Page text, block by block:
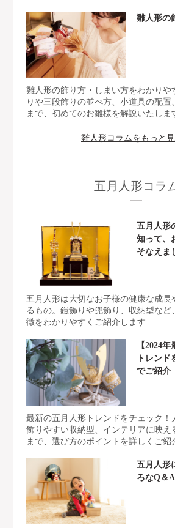
雛人形の
雛人形の飾り方・しまい方をわかりや
りや三段飾りの並べ方、小道具の配置
まで、初めてのお雛様を解説いたしま
雛人形コラムをもっと
五月人形コラ
五月人形
知って、
そなえま
五月人形は大切なお子様の健康な成長
るもの。鎧飾りや兜飾り、収納型など
徴をわかりやすくご紹介します
【2024
トレンド
でご紹介
最新の五月人形トレンドをチェック！
飾りやすい収納型、インテリアに映え
まで、選び方のポイントを詳しくご紹
五月人形
ろなQ＆A